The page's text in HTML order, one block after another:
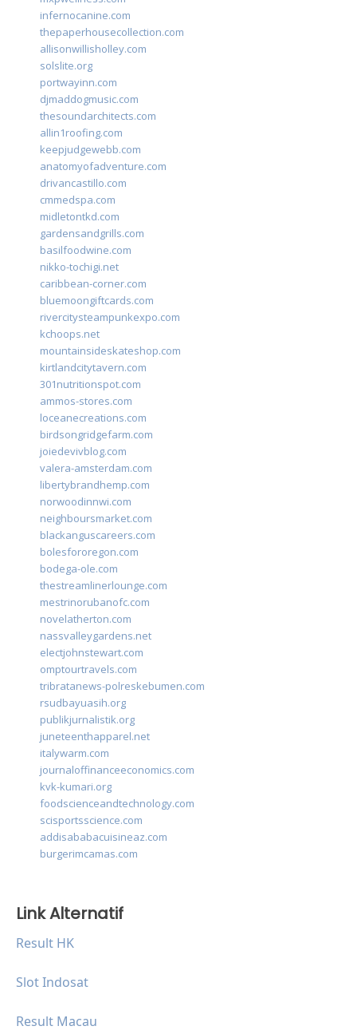
infernocanine.com
thepaperhousecollection.com
allisonwillisholley.com
solslite.org
portwayinn.com
djmaddogmusic.com
thesoundarchitects.com
allin1roofing.com
keepjudgewebb.com
anatomyofadventure.com
drivancastillo.com
cmmedspa.com
midletontkd.com
gardensandgrills.com
basilfoodwine.com
nikko-tochigi.net
caribbean-corner.com
bluemoongiftcards.com
rivercitysteampunkexpo.com
kchoops.net
mountainsideskateshop.com
kirtlandcitytavern.com
301nutritionspot.com
ammos-stores.com
loceanecreations.com
birdsongridgefarm.com
joiedevivblog.com
valera-amsterdam.com
libertybrandhemp.com
norwoodinnwi.com
neighboursmarket.com
blackanguscareers.com
bolesfororegon.com
bodega-ole.com
thestreamlinerlounge.com
mestrinorubanofc.com
novelatherton.com
nassvalleygardens.net
electjohnstewart.com
omptourtravels.com
tribratanews-polreskebumen.com
rsudbayuasih.org
publikjurnalistik.org
juneteenthapparel.net
italywarm.com
journaloffinanceeconomics.com
kvk-kumari.org
foodscienceandtechnology.com
scisportsscience.com
addisababacuisineaz.com
burgerimcamas.com
Link Alternatif
Result HK
Slot Indosat
Result Macau